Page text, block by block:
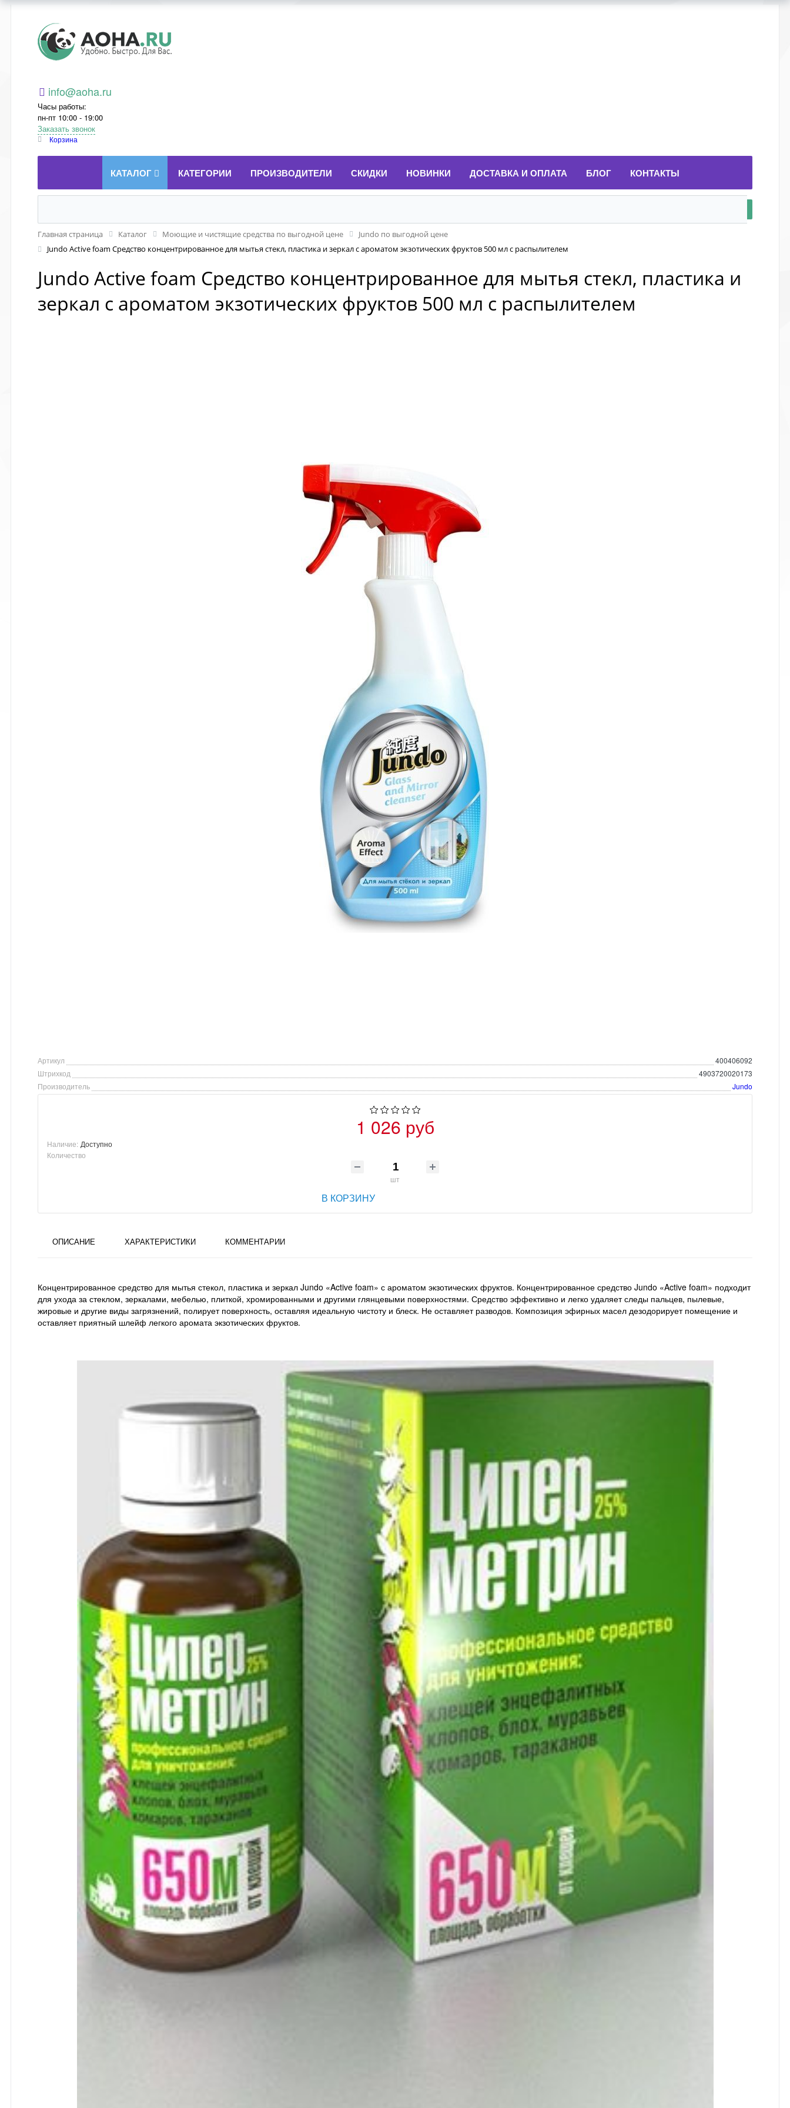
Aoha.ru
info@aoha.ru
Часы работы:
пн-пт 10:00 - 19:00
Заказать звонок
Корзина
КАТАЛОГ КАТЕГОРИИ ПРОИЗВОДИТЕЛИ СКИДКИ НОВИНКИ ДОСТАВКА И ОПЛАТА БЛОГ КОНТАКТЫ
Главная страница Каталог Моющие и чистящие средства по выгодной цене
Jundo по выгодной цене
Jundo Active foam Средство концентрированное для мытья стекл, пластика и зеркал с ароматом экзотических фруктов 500 мл с распылителем
Jundo Active foam Средство концентрированное для мытья стекл, пластика и
зеркал с ароматом экзотических фруктов 500 мл с распылителем
Артикул
400406092
Штрихкод
4903720020173
Производитель
Jundo
1 026 руб
Наличие: Доступно
Количество
шт
В КОРЗИНУ
ОПИСАНИЕ ХАРАКТЕРИСТИКИ КОММЕНТАРИИ
Концентрированное средство для мытья стекол, пластика и зеркал Jundo «Active foam» с ароматом экзотических фруктов. Концентрированное средство Jundo «Active foam» подходит
для ухода за стеклом, зеркалами, мебелью, плиткой, хромированными и другими глянцевыми поверхностями. Средство эффективно и легко удаляет следы пальцев, пылевые,
жировые и другие виды загрязнений, полирует поверхность, оставляя идеальную чистоту и блеск. Не оставляет разводов. Композиция эфирных масел дезодорирует помещение и
оставляет приятный шлейф легкого аромата экзотических фруктов.